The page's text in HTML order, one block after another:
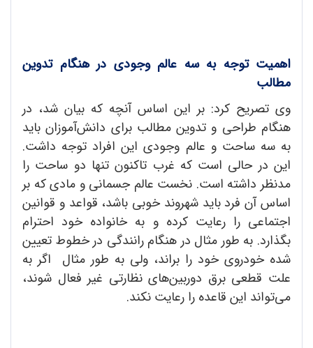
اهمیت توجه به سه عالم وجودی در هنگام تدوین
مطالب
وی تصریح کرد: بر این اساس آنچه که بیان شد، در
هنگام طراحی و تدوین مطالب برای دانش‌آموزان باید
به سه ساحت و عالم وجودی این افراد توجه داشت.
این در حالی است که غرب تاکنون تنها دو ساحت را
مدنظر داشته است. نخست عالم جسمانی و مادی که بر
اساس آن فرد باید شهروند خوبی باشد، قواعد و قوانین
اجتماعی را رعایت کرده و به خانواده خود احترام
بگذارد. به طور مثال در هنگام رانندگی در خطوط تعیین
شده خودروی خود را براند، ولی به طور مثال اگر به
علت قطعی برق دوربین‌های نظارتی غیر فعال شوند،
می‌تواند این قاعده را رعایت نکند.